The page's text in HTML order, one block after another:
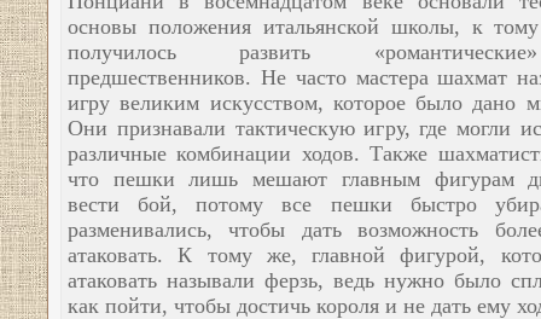
основы положения итальянской школы, к
получилось развить
предшественников. Не часто мастера шахмат
игру великим искусством, которое было дано
Они признавали тактическую игру, где могли
различные комбинации ходов. Также
что пешки лишь мешают главным фигурам
вести бой, потому все пешки быстро
разменивались, чтобы дать возможность
атаковать. К тому же, главной фигурой,
атаковать называли ферзь, ведь нужно было
как пойти, чтобы достичь короля и не дать ему